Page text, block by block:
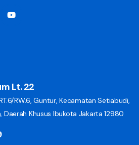
Lt. 22
RW.6, Guntur, Kecamatan Setiabudi,
Daerah Khusus Ibukota Jakarta 12980